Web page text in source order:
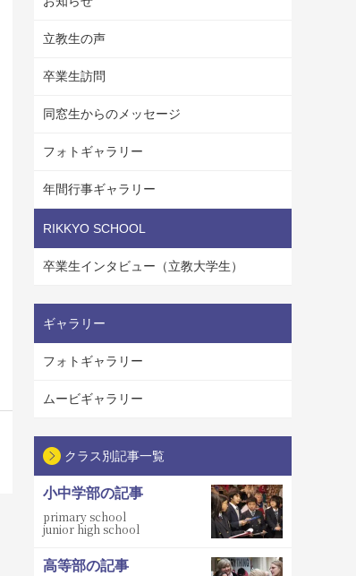
立教生の声
卒業生訪問
同窓生からのメッセージ
フォトギャラリー
年間行事ギャラリー
RIKKYO SCHOOL
卒業生インタビュー（立教大学生）
ギャラリー
フォトギャラリー
ムービギャラリー
クラス別記事一覧
小中学部の記事
primary school
junior high school
高等部の記事